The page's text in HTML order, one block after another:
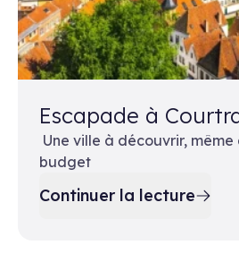
Escapade à
Une ville à découvrir,
budget
Continuer la lecture